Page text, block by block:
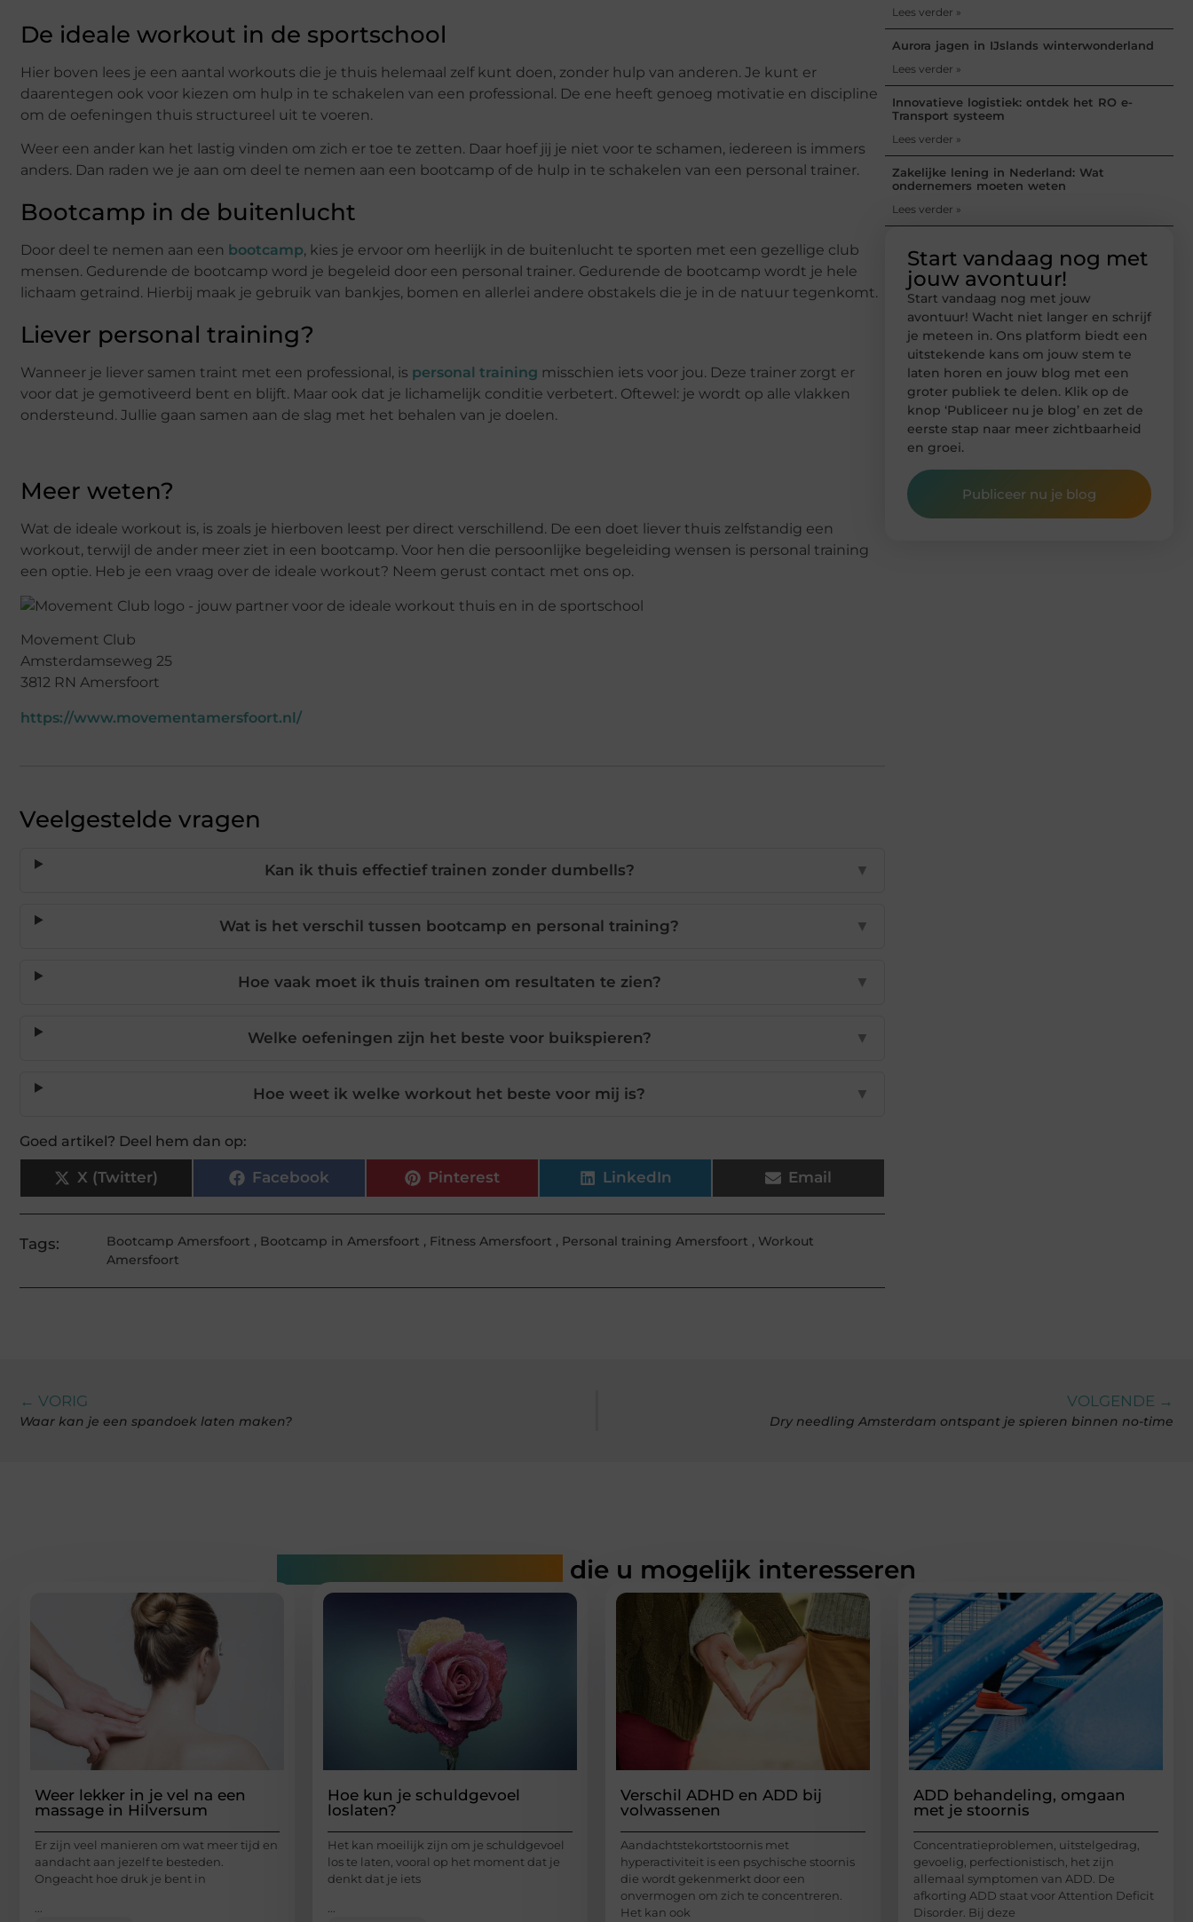
De ideale workout in de sportschool
Hier boven lees je een aantal workouts die je thuis helemaal zelf kunt doen, zonder hulp van anderen. Je kunt er
daarentegen ook voor kiezen om hulp in te schakelen van een professional. De ene heeft genoeg motivatie en discipline
om de oefeningen thuis structureel uit te voeren.
Weer een ander kan het lastig vinden om zich er toe te zetten. Daar hoef jij je niet voor te schamen, iedereen is immers
anders. Dan raden we je aan om deel te nemen aan een bootcamp of de hulp in te schakelen van een personal trainer.
Bootcamp in de buitenlucht
Door deel te nemen aan een bootcamp, kies je ervoor om heerlijk in de buitenlucht te sporten met een gezellige club
mensen. Gedurende de bootcamp word je begeleid door een personal trainer. Gedurende de bootcamp wordt je hele
lichaam getraind. Hierbij maak je gebruik van bankjes, bomen en allerlei andere obstakels die je in de natuur tegenkomt.
Liever personal training?
Wanneer je liever samen traint met een professional, is personal training misschien iets voor jou. Deze trainer zorgt er
voor dat je gemotiveerd bent en blijft. Maar ook dat je lichamelijk conditie verbetert. Oftewel: je wordt op alle vlakken
ondersteund. Jullie gaan samen aan de slag met het behalen van je doelen.
Meer weten?
Wat de ideale workout is, is zoals je hierboven leest per direct verschillend. De een doet liever thuis zelfstandig een
workout, terwijl de ander meer ziet in een bootcamp. Voor hen die persoonlijke begeleiding wensen is personal training
een optie. Heb je een vraag over de ideale workout? Neem gerust contact met ons op.
Movement Club
Amsterdamseweg 25
3812 RN Amersfoort
https://www.movementamersfoort.nl/
Veelgestelde vragen
Kan ik thuis effectief trainen zonder dumbells? ▼
Wat is het verschil tussen bootcamp en personal training? ▼
Hoe vaak moet ik thuis trainen om resultaten te zien? ▼
Welke oefeningen zijn het beste voor buikspieren? ▼
Hoe weet ik welke workout het beste voor mij is? ▼
Goed artikel? Deel hem dan op:
X (Twitter) Facebook Pinterest LinkedIn Email
Tags: Bootcamp Amersfoort , Bootcamp in Amersfoort , Fitness Amersfoort , Personal training Amersfoort , Workout
Amersfoort
Lees verder »
Aurora jagen in IJslands winterwonderland
Lees verder »
Innovatieve logistiek: ontdek het RO e-
Transport systeem
Lees verder »
Zakelijke lening in Nederland: Wat
ondernemers moeten weten
Lees verder »
Start vandaag nog met
jouw avontuur!
Start vandaag nog met jouw
avontuur! Wacht niet langer en schrijf
je meteen in. Ons platform biedt een
uitstekende kans om jouw stem te
laten horen en jouw blog met een
groter publiek te delen. Klik op de
knop ‘Publiceer nu je blog’ en zet de
eerste stap naar meer zichtbaarheid
en groei.
Publiceer nu je blog
← VORIG
Waar kan je een spandoek laten maken?
VOLGENDE →
Dry needling Amsterdam ontspant je spieren binnen no-time
die u mogelijk interesseren
Weer lekker in je vel na een
massage in Hilversum
Er zijn veel manieren om wat meer tijd en
aandacht aan jezelf te besteden.
Ongeacht hoe druk je bent in
...
Hoe kun je schuldgevoel
loslaten?
Het kan moeilijk zijn om je schuldgevoel
los te laten, vooral op het moment dat je
denkt dat je iets
...
Verschil ADHD en ADD bij
volwassenen
Aandachtstekortstoornis met
hyperactiviteit is een psychische stoornis
die wordt gekenmerkt door een
onvermogen om zich te concentreren.
Het kan ook
ADD behandeling, omgaan
met je stoornis
Concentratieproblemen, uitstelgedrag,
gevoelig, perfectionistisch, het zijn
allemaal symptomen van ADD. De
afkorting ADD staat voor Attention Deficit
Disorder. Bij deze